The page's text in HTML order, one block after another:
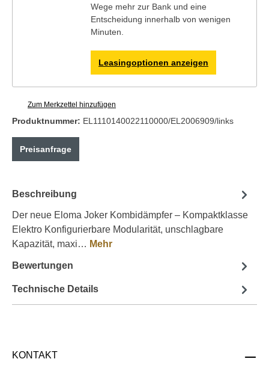
Wege mehr zur Bank und eine
Entscheidung innerhalb von wenigen
Minuten.
Leasingoptionen anzeigen
Zum Merkzettel hinzufügen
Produktnummer: EL1110140022110000/EL2006909/links
Preisanfrage
Beschreibung
Der neue Eloma Joker Kombidämpfer – Kompaktklasse
Elektro Konfigurierbare Modularität, unschlagbare
Kapazität, maxi… Mehr
Bewertungen
Technische Details
KONTAKT